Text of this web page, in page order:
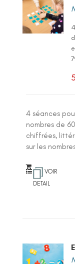
4 séances
nombres de
chiffrées,
sur les
VOIR
DETAIL